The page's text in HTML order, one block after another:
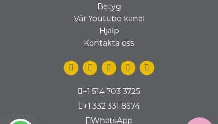
Betyg
Vår Youtube kanal
Hjälp
Kontakta oss
+1 514 703 3725
+1 332 331 8674
WhatsApp